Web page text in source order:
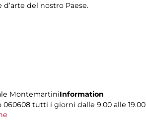
del nostro Paese.
MontemartiniInformation
060608 tutti i giorni dalle 9.00 alle 19.00